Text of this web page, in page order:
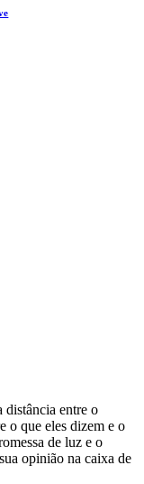
distância entre o
o que eles dizem e o
de luz e o
opinião na caixa de